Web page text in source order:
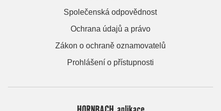
Společenská odpovědnost
Ochrana údajů a právo
Zákon o ochraně oznamovatelů
Prohlášení o přístupnosti